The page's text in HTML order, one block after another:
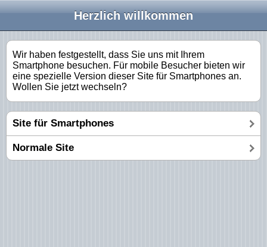
Herzlich willkommen
Wir haben festgestellt, dass Sie uns mit Ihrem
Smartphone besuchen. Für mobile Besucher bieten wir
eine spezielle Version dieser Site für Smartphones an.
Wollen Sie jetzt wechseln?
Site für Smartphones
Normale Site